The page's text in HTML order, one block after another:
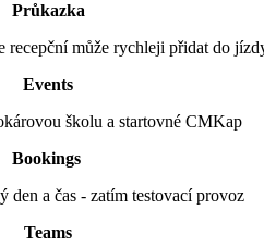
Průkazka
recepční může rychleji přidat do
Events
školu a startovné CMKap
Bookings
den a čas - zatím testovací provoz
Teams